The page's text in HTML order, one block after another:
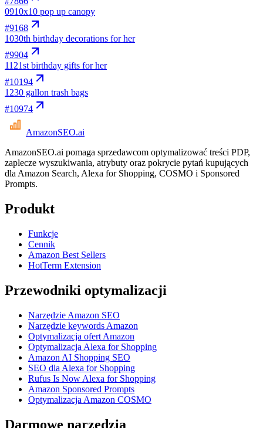
0910x10 pop up canopy
#9168
1030th birthday decorations for her
#9904
1121st birthday gifts for her
#10194
1230 gallon trash bags
#10974
AmazonSEO.ai
AmazonSEO.ai pomaga sprzedawcom optymalizować treści PDP,
zaplecze wyszukiwania, atrybuty oraz pokrycie pytań kupujących
dla Amazon Search, Alexa for Shopping, COSMO i Sponsored
Prompts.
Produkt
Funkcje
Cennik
Amazon Best Sellers
HotTerm Extension
Przewodniki optymalizacji
Narzędzie Amazon SEO
Narzędzie keywords Amazon
Optymalizacja ofert Amazon
Optymalizacja Alexa for Shopping
Amazon AI Shopping SEO
SEO dla Alexa for Shopping
Rufus Is Now Alexa for Shopping
Amazon Sponsored Prompts
Optymalizacja Amazon COSMO
Darmowe narzędzia